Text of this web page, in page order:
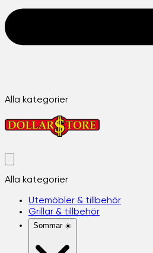
Alla kategorier
Alla kategorier
Utemöbler & tillbehör
Grillar & tillbehör
Sommar ☀️